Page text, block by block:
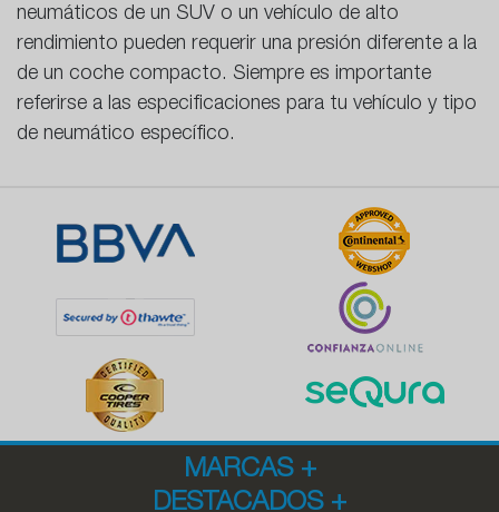
neumáticos de un SUV o un vehículo de alto
rendimiento pueden requerir una presión diferente a la
de un coche compacto. Siempre es importante
referirse a las especificaciones para tu vehículo y tipo
de neumático específico.
MARCAS +
DESTACADOS +